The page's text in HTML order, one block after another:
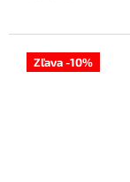
Zľava -10%